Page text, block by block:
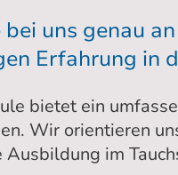
bei uns genau
Erfahrung in
bietet ein
Wir orientieren
im